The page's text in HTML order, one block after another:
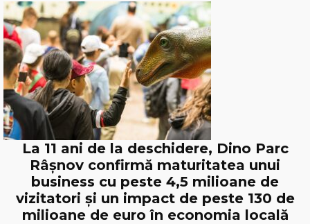
La 11 ani de la deschidere, Dino Parc
Râșnov confirmă maturitatea unui
business cu peste 4,5 milioane de
vizitatori și un impact de peste 130 de
milioane de euro în economia locală